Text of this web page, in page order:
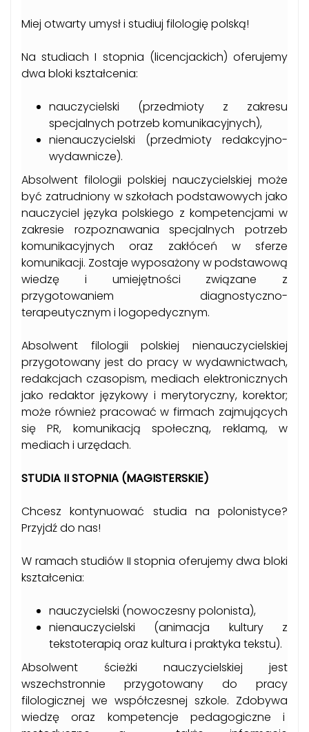
Miej otwarty umysł i studiuj filologię polską!
Na studiach I stopnia (licencjackich) oferujemy
dwa bloki kształcenia:
nauczycielski (przedmioty z zakresu
specjalnych potrzeb komunikacyjnych),
nienauczycielski (przedmioty redakcyjno-
wydawnicze).
Absolwent filologii polskiej nauczycielskiej może
być zatrudniony w szkołach podstawowych jako
nauczyciel języka polskiego z kompetencjami w
zakresie rozpoznawania specjalnych potrzeb
komunikacyjnych oraz zakłóceń w sferze
komunikacji. Zostaje wyposażony w podstawową
wiedzę i umiejętności związane z
przygotowaniem diagnostyczno-
terapeutycznym i logopedycznym.
Absolwent filologii polskiej nienauczycielskiej
przygotowany jest do pracy w wydawnictwach,
redakcjach czasopism, mediach elektronicznych
jako redaktor językowy i merytoryczny, korektor;
może również pracować w firmach zajmujących
się PR, komunikacją społeczną, reklamą, w
mediach i urzędach.
STUDIA II STOPNIA (MAGISTERSKIE)
Chcesz kontynuować studia na polonistyce?
Przyjdź do nas!
W ramach studiów II stopnia oferujemy dwa bloki
kształcenia:
nauczycielski (nowoczesny polonista),
nienauczycielski (animacja kultury z
tekstoterapią oraz kultura i praktyka tekstu).
Absolwent ścieżki nauczycielskiej jest
wszechstronnie przygotowany do pracy
filologicznej we współczesnej szkole. Zdobywa
wiedzę oraz kompetencje pedagogiczne i